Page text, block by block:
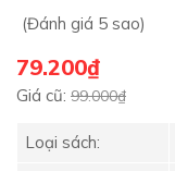
(Đánh giá 5 sao)
79.200₫
Giá cũ: 99.000₫
Loại sách: